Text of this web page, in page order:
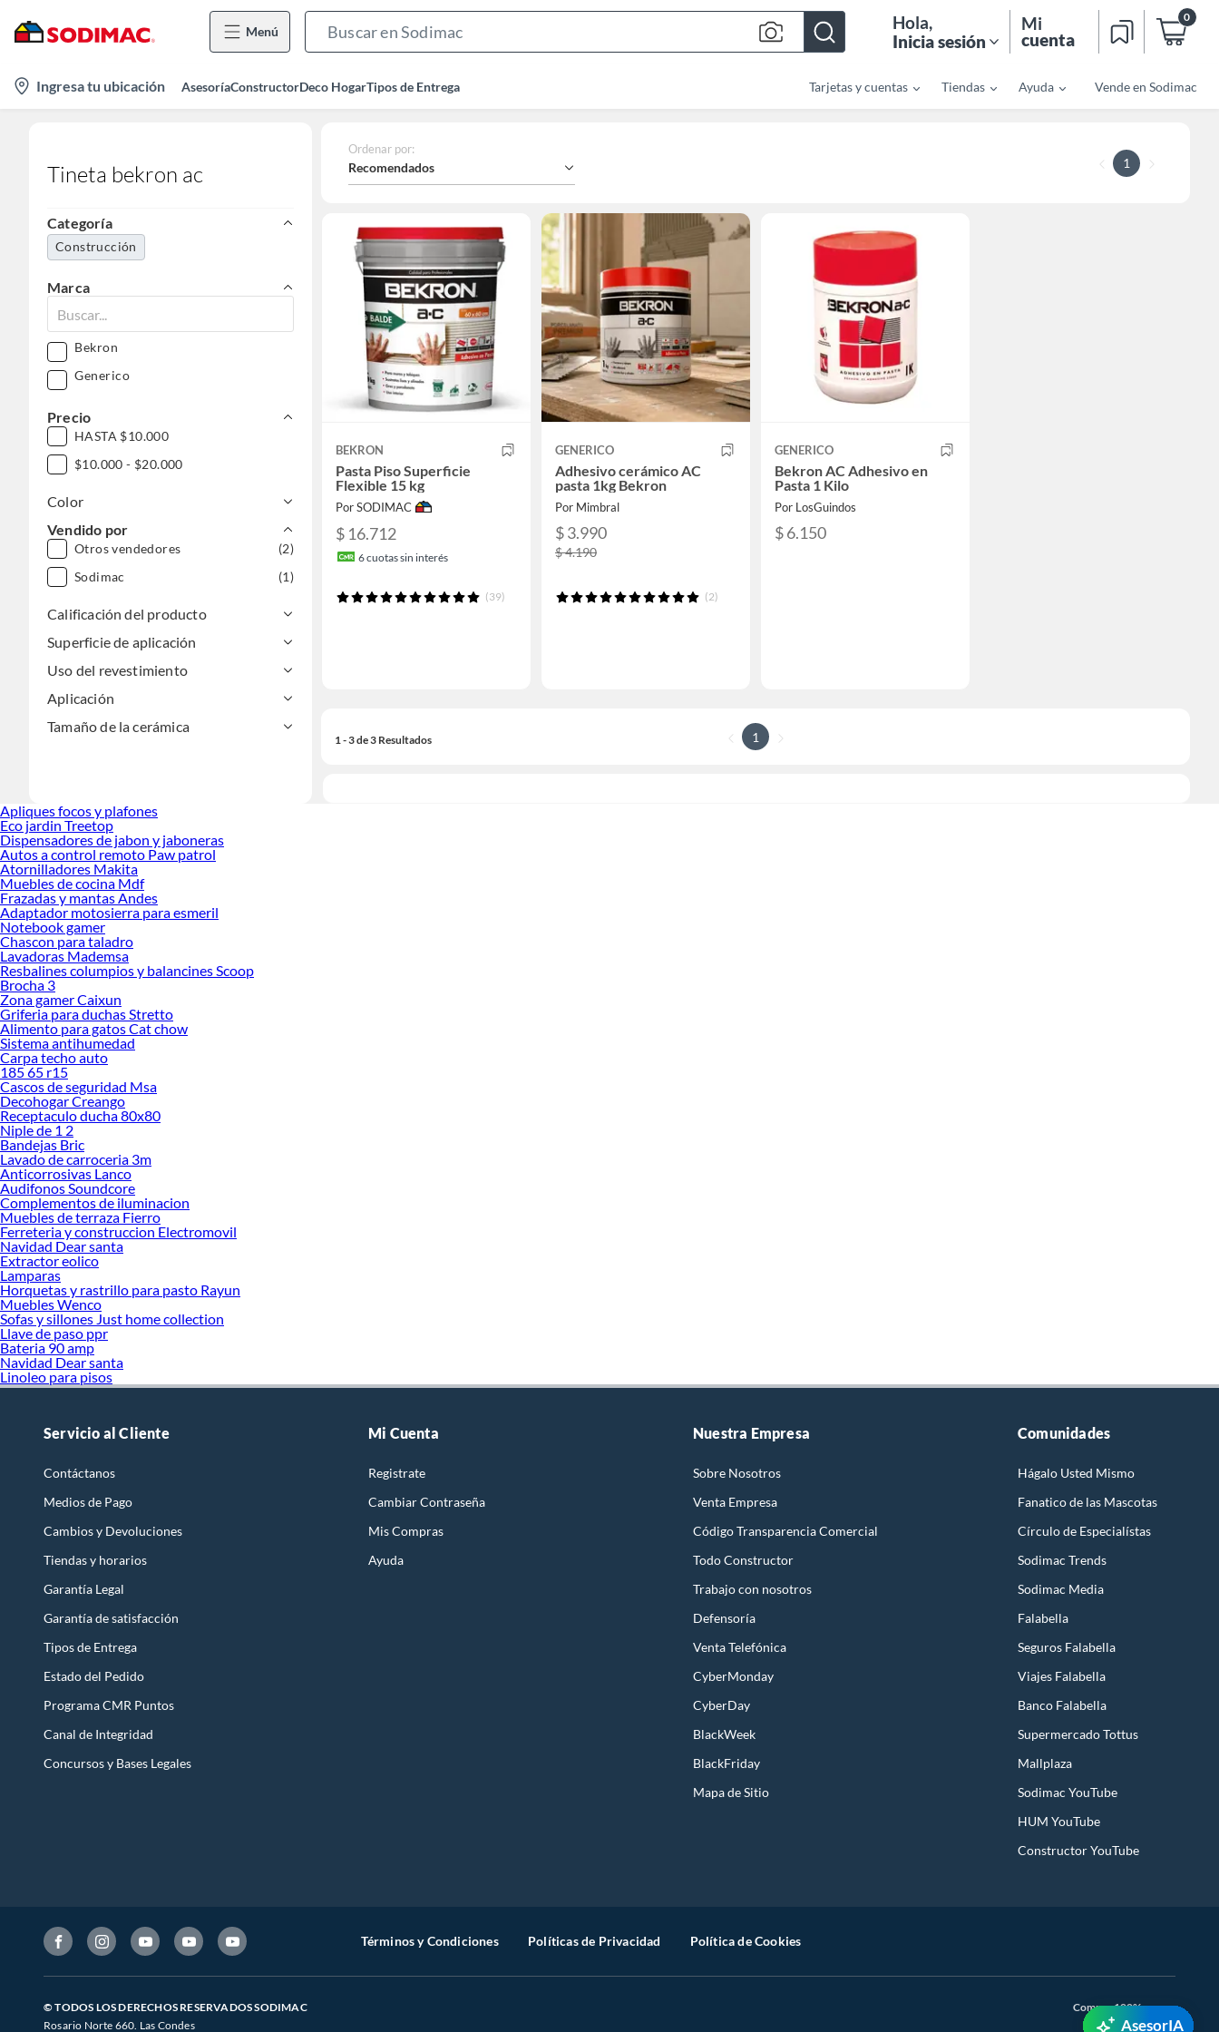
Menú
Bar
Hola,
Inicia sesión
Mi
cuenta
0
location-
icon
Ingresa tu ubicación AsesoríaConstructorDeco HogarTipos de Entrega Tarjetas y cuentas Tiendas Ayuda Vende en Sodimac
Tineta bekron ac
Categoría
Construcción
Marca
Bekron
Generico
Precio
HASTA $10.000
$10.000 - $20.000
Color
Vendido por
Otros vendedores
(2)
Sodimac
(1)
Calificación del producto
Superficie de aplicación
Uso del revestimiento
Aplicación
Tamaño de la cerámica
Ordenar por:
Recomendados 1
BEKRON
Pasta Piso Superficie
Flexible 15 kg
Por SODIMAC
$ 16.712
6cuotas sin interés
(39)
GENERICO
Adhesivo cerámico AC
pasta 1kg Bekron
Por Mimbral
$ 3.990
$ 4.190
(2)
GENERICO
Bekron AC Adhesivo en
Pasta 1 Kilo
Por LosGuindos
$ 6.150
1 - 3 de 3 Resultados 1
Apliques focos y plafones
Eco jardin Treetop
Dispensadores de jabon y jaboneras
Autos a control remoto Paw patrol
Atornilladores Makita
Muebles de cocina Mdf
Frazadas y mantas Andes
Adaptador motosierra para esmeril
Notebook gamer
Chascon para taladro
Lavadoras Mademsa
Resbalines columpios y balancines Scoop
Brocha 3
Zona gamer Caixun
Griferia para duchas Stretto
Alimento para gatos Cat chow
Sistema antihumedad
Carpa techo auto
185 65 r15
Cascos de seguridad Msa
Decohogar Creango
Receptaculo ducha 80x80
Niple de 1 2
Bandejas Bric
Lavado de carroceria 3m
Anticorrosivas Lanco
Audifonos Soundcore
Complementos de iluminacion
Muebles de terraza Fierro
Ferreteria y construccion Electromovil
Navidad Dear santa
Extractor eolico
Lamparas
Horquetas y rastrillo para pasto Rayun
Muebles Wenco
Sofas y sillones Just home collection
Llave de paso ppr
Bateria 90 amp
Navidad Dear santa
Linoleo para pisos
Servicio al Cliente
Contáctanos
Medios de Pago
Cambios y Devoluciones
Tiendas y horarios
Garantía Legal
Garantía de satisfacción
Tipos de Entrega
Estado del Pedido
Programa CMR Puntos
Canal de Integridad
Concursos y Bases Legales
Mi Cuenta
Registrate
Cambiar Contraseña
Mis Compras
Ayuda
Nuestra Empresa
Sobre Nosotros
Venta Empresa
Código Transparencia Comercial
Todo Constructor
Trabajo con nosotros
Defensoría
Venta Telefónica
CyberMonday
CyberDay
BlackWeek
BlackFriday
Mapa de Sitio
Comunidades
Hágalo Usted Mismo
Fanatico de las Mascotas
Círculo de Especialístas
Sodimac Trends
Sodimac Media
Falabella
Seguros Falabella
Viajes Falabella
Banco Falabella
Supermercado Tottus
Mallplaza
Sodimac YouTube
HUM YouTube
Constructor YouTube
Términos y Condiciones Políticas de Privacidad Política de Cookies
© TODOS LOS DERECHOS RESERVADOS SODIMAC
Rosario Norte 660. Las Condes
Compra 100% segura
AsesorIA